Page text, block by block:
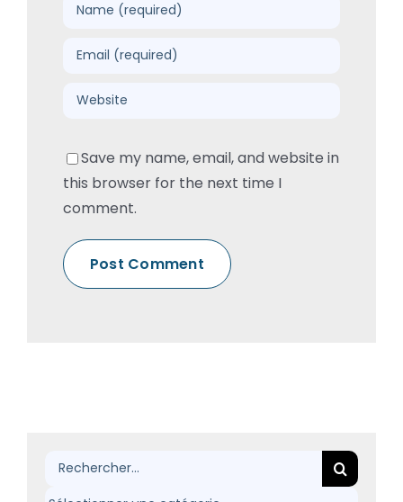
Save my name, email, and website in
this browser for the next time I
comment.
Rechercher: